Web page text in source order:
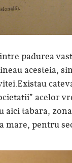
padurea
acesteia,
acelor
tabara,
pentru